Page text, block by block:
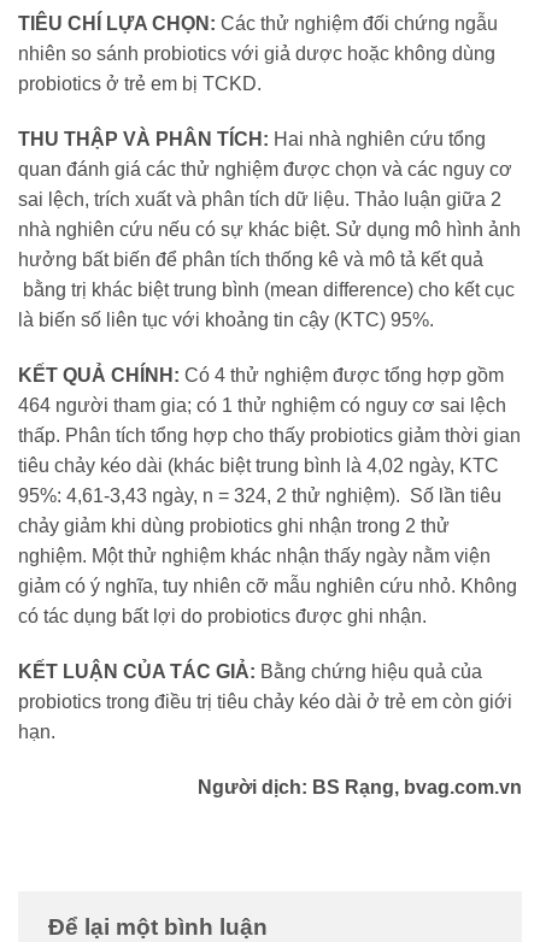
TIÊU CHÍ LỰA CHỌN: Các thử nghiệm đối chứng ngẫu
nhiên so sánh probiotics với giả dược hoặc không dùng
probiotics ở trẻ em bị TCKD.
THU THẬP VÀ PHÂN TÍCH: Hai nhà nghiên cứu tổng
quan đánh giá các thử nghiệm được chọn và các nguy cơ
sai lệch, trích xuất và phân tích dữ liệu. Thảo luận giữa 2
nhà nghiên cứu nếu có sự khác biệt. Sử dụng mô hình ảnh
hưởng bất biến để phân tích thống kê và mô tả kết quả
bằng trị khác biệt trung bình (mean difference) cho kết cục
là biến số liên tục với khoảng tin cậy (KTC) 95%.
KẾT QUẢ CHÍNH: Có 4 thử nghiệm được tổng hợp gồm
464 người tham gia; có 1 thử nghiệm có nguy cơ sai lệch
thấp. Phân tích tổng hợp cho thấy probiotics giảm thời gian
tiêu chảy kéo dài (khác biệt trung bình là 4,02 ngày, KTC
95%: 4,61-3,43 ngày, n = 324, 2 thử nghiệm). Số lần tiêu
chảy giảm khi dùng probiotics ghi nhận trong 2 thử
nghiệm. Một thử nghiệm khác nhận thấy ngày nằm viện
giảm có ý nghĩa, tuy nhiên cỡ mẫu nghiên cứu nhỏ. Không
có tác dụng bất lợi do probiotics được ghi nhận.
KẾT LUẬN CỦA TÁC GIẢ: Bằng chứng hiệu quả của
probiotics trong điều trị tiêu chảy kéo dài ở trẻ em còn giới
hạn.
Người dịch: BS Rạng, bvag.com.vn
Để lại một bình luận